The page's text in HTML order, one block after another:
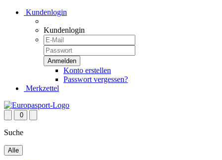
Kundenlogin
Kundenlogin
Konto erstellen
Passwort vergessen?
Merkzettel
0
Suche
Alle